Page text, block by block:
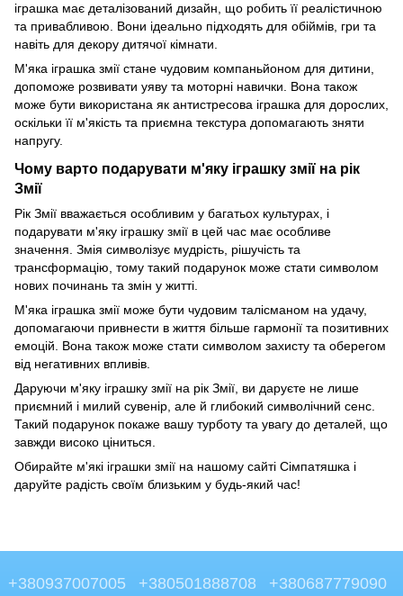
іграшка має деталізований дизайн, що робить її реалістичною
та привабливою. Вони ідеально підходять для обіймів, гри та
навіть для декору дитячої кімнати.
М'яка іграшка змії стане чудовим компаньйоном для дитини,
допоможе розвивати уяву та моторні навички. Вона також
може бути використана як антистресова іграшка для дорослих,
оскільки її м'якість та приємна текстура допомагають зняти
напругу.
Чому варто подарувати м'яку іграшку змії на рік
Змії
Рік Змії вважається особливим у багатьох культурах, і
подарувати м'яку іграшку змії в цей час має особливе
значення. Змія символізує мудрість, рішучість та
трансформацію, тому такий подарунок може стати символом
нових починань та змін у житті.
М'яка іграшка змії може бути чудовим талісманом на удачу,
допомагаючи привнести в життя більше гармонії та позитивних
емоцій. Вона також може стати символом захисту та оберегом
від негативних впливів.
Даруючи м'яку іграшку змії на рік Змії, ви даруєте не лише
приємний і милий сувенір, але й глибокий символічний сенс.
Такий подарунок покаже вашу турботу та увагу до деталей, що
завжди високо ціниться.
Обирайте м'які іграшки змії на нашому сайті Сімпатяшка і
даруйте радість своїм близьким у будь-який час!
+380937007005 +380501888708 +380687779090